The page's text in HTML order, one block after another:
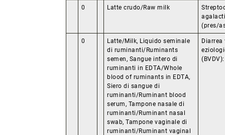
0 Latte crudo/Raw milk
(pres/
0
Latte/Milk, Liquido seminale
di ruminanti/Ruminants
semen, Sangue intero di
ruminanti in EDTA/Whole
blood of ruminants in EDTA,
Siero di sangue di
ruminanti/Ruminant blood
serum, Tampone nasale di
ruminanti/Ruminant nasal
swab, Tampone vaginale di
ruminanti/Ruminant vaginal